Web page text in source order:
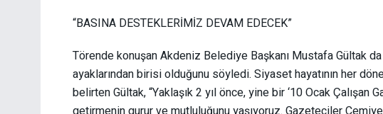
“BASINA DESTEKLERİMİZ DEVAM EDECEK”
Törende konuşan Akdeniz Belediye Başkanı Mustafa Gültak
ayaklarından birisi olduğunu söyledi. Siyaset hayatının her
belirten Gültak, “Yaklaşık 2 yıl önce, yine bir ‘10 Ocak